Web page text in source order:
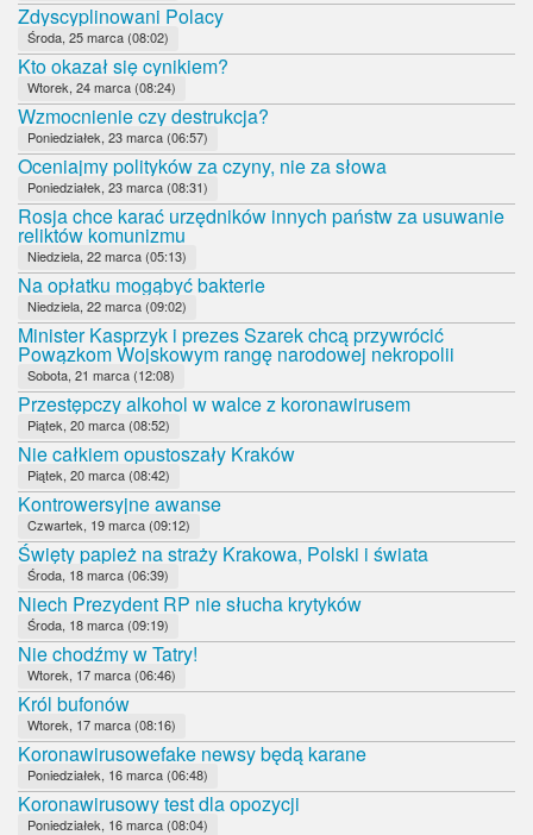
Zdyscyplinowani Polacy
Środa, 25 marca (08:02)
Kto okazał się cynikiem?
Wtorek, 24 marca (08:24)
Wzmocnienie czy destrukcja?
Poniedziałek, 23 marca (06:57)
Oceniajmy polityków za czyny, nie za słowa
Poniedziałek, 23 marca (08:31)
Rosja chce karać urzędników innych państw za usuwanie
reliktów komunizmu
Niedziela, 22 marca (05:13)
Na opłatku mogąbyć bakterie
Niedziela, 22 marca (09:02)
Minister Kasprzyk i prezes Szarek chcą przywrócić
Powązkom Wojskowym rangę narodowej nekropolii
Sobota, 21 marca (12:08)
Przestępczy alkohol w walce z koronawirusem
Piątek, 20 marca (08:52)
Nie całkiem opustoszały Kraków
Piątek, 20 marca (08:42)
Kontrowersyjne awanse
Czwartek, 19 marca (09:12)
Święty papież na straży Krakowa, Polski i świata
Środa, 18 marca (06:39)
Niech Prezydent RP nie słucha krytyków
Środa, 18 marca (09:19)
Nie chodźmy w Tatry!
Wtorek, 17 marca (06:46)
Król bufonów
Wtorek, 17 marca (08:16)
Koronawirusowefake newsy będą karane
Poniedziałek, 16 marca (06:48)
Koronawirusowy test dla opozycji
Poniedziałek, 16 marca (08:04)